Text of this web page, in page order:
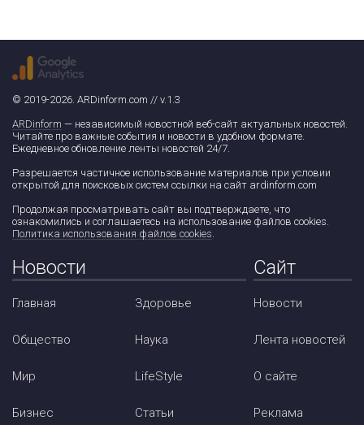
© 2019-2026. ARDinform.com // v.1.3
ARDinform — независимый новостной веб-сайт актуальных новостей.
Читайте про важные события и новости в удобном формате.
Ежедневное обновление ленты новостей 24/7.
Разрешается частичное использование материалов при условии
открытой для поисковых систем ссылки на сайт ardinform.com
Продолжая просматривать сайт вы подтверждаете, что
ознакомились и соглашаетесь на использование файлов cookies.
Политика использования файлов cookies.
Новости
Главная
Общество
Мир
Бизнес
Здоровье
Наука
LifeStyle
Статьи
Сайт
Новости
Лента новостей
О сайте
Реклама